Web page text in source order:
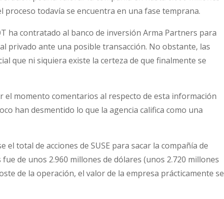
proceso todavía se encuentra en una fase temprana.
ha contratado al banco de inversión Arma Partners para
privado ante una posible transacción. No obstante, las
que ni siquiera existe la certeza de que finalmente se
momento comentarios al respecto de esta información
han desmentido lo que la agencia califica como una
total de acciones de SUSE para sacar la compañía de
de unos 2.960 millones de dólares (unos 2.720 millones
de la operación, el valor de la empresa prácticamente se